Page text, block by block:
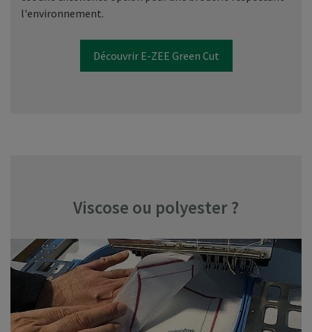
l'environnement.
Découvrir E-ZEE Green Cut
Viscose ou polyester ?